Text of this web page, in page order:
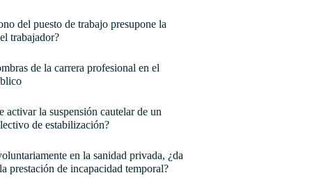
del puesto de trabajo presupone la
trabajador?
de la carrera profesional en el
activar la suspensión cautelar de un
de estabilización?
en la sanidad privada, ¿da
prestación de incapacidad temporal?